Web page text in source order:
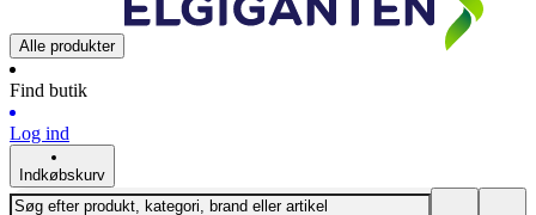
Alle produkter
Find butik
Log ind
Indkøbskurv